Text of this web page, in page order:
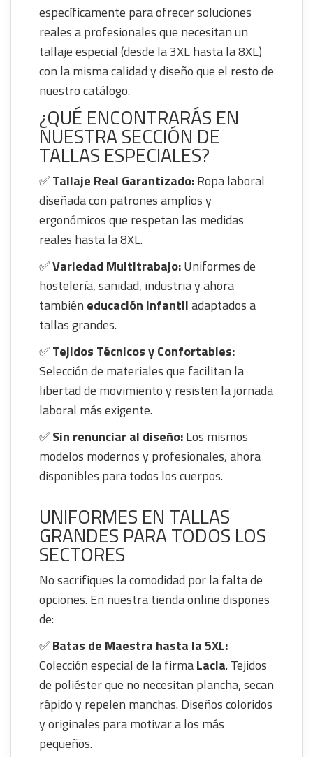
específicamente para ofrecer soluciones
reales a profesionales que necesitan un
tallaje especial (desde la 3XL hasta la 8XL)
con la misma calidad y diseño que el resto de
nuestro catálogo.
¿QUÉ ENCONTRARÁS EN
NUESTRA SECCIÓN DE
TALLAS ESPECIALES?
✅Tallaje Real Garantizado:Ropa laboral
diseñada con patrones amplios y
ergonómicos que respetan las medidas
reales hasta la 8XL.
✅Variedad Multitrabajo:Uniformes de
hostelería, sanidad, industria y ahora
también educación infantiladaptados a
tallas grandes.
✅Tejidos Técnicos y Confortables:
Selección de materiales que facilitan la
libertad de movimiento y resisten la jornada
laboral más exigente.
✅Sin renunciar al diseño:Los mismos
modelos modernos y profesionales, ahora
disponibles para todos los cuerpos.
UNIFORMES EN TALLAS
GRANDES PARA TODOS LOS
SECTORES
No sacrifiques la comodidad por la falta de
opciones. En nuestra tienda online dispones
de:
✅Batas de Maestra hasta la 5XL:
Colección especial de la firmaLacla. Tejidos
de poliéster que no necesitan plancha, secan
rápido y repelen manchas. Diseños coloridos
y originales para motivar a los más
pequeños.